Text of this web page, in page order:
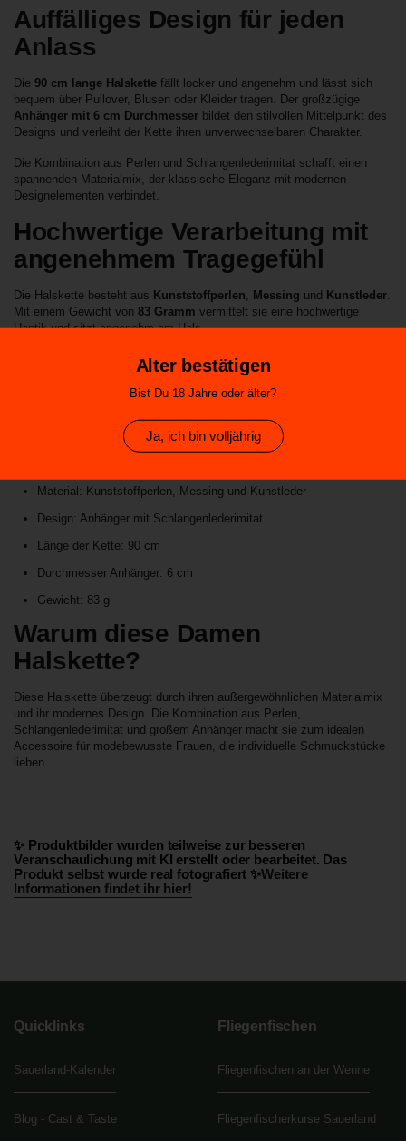
Auffälliges Design für jeden
Anlass
Die 90 cm lange Halskette fällt locker und angenehm und lässt sich
bequem über Pullover, Blusen oder Kleider tragen. Der großzügige
Anhänger mit 6 cm Durchmesser bildet den stilvollen Mittelpunkt des
Designs und verleiht der Kette ihren unverwechselbaren Charakter.
Die Kombination aus Perlen und Schlangenlederimitat schafft einen
spannenden Materialmix, der klassische Eleganz mit modernen
Designelementen verbindet.
Hochwertige Verarbeitung mit
angenehmem Tragegefühl
Die Halskette besteht aus Kunststoffperlen, Messing und Kunstleder.
Mit einem Gewicht von 83 Gramm vermittelt sie eine hochwertige
Haptik und sitzt angenehm am Hals.
Ob als modisches Accessoire für den Alltag oder als Blickfang bei
besonderen Anlässen – diese Damenkette rundet Ihren persönlichen Stil
Produktdetails
Material: Kunststoffperlen, Messing und Kunstleder
Design: Anhänger mit Schlangenlederimitat
Länge der Kette: 90 cm
Durchmesser Anhänger: 6 cm
Gewicht: 83 g
Warum diese Damen
Halskette?
Diese Halskette überzeugt durch ihren außergewöhnlichen Materialmix
und ihr modernes Design. Die Kombination aus Perlen,
Schlangenlederimitat und großem Anhänger macht sie zum idealen
Accessoire für modebewusste Frauen, die individuelle Schmuckstücke
lieben.
✨ Produktbilder wurden teilweise zur besseren
Veranschaulichung mit KI erstellt oder bearbeitet. Das
Produkt selbst wurde real fotografiert ✨Weitere
Informationen findet ihr hier!
Quicklinks
Sauerland-Kalender
Blog - Cast & Taste
Fliegenfischen
Fliegenfischen an der Wenne
Fliegenfischerkurse Sauerland
Alter bestätigen
Bist Du 18 Jahre oder älter?
Ja, ich bin volljährig